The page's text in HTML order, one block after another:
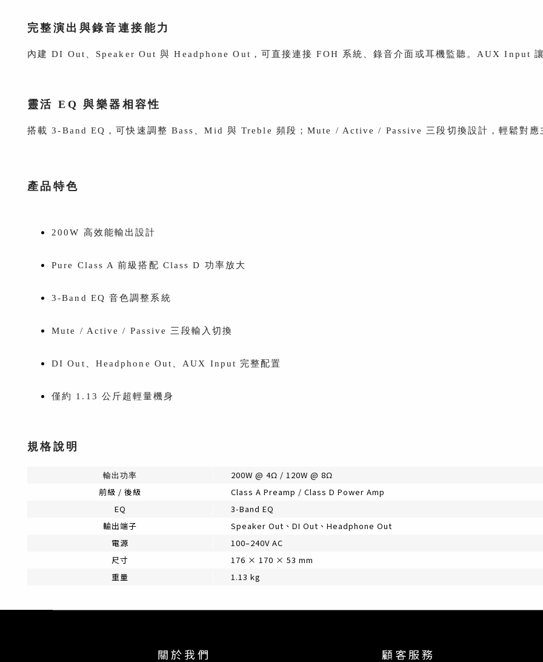
完整演出與錄音連接能力
內建 DI Out、Speaker Out 與 Headphone Out，可直接連接 FOH 系統、錄音介面或耳機監聽。AUX Input 讓
靈活 EQ 與樂器相容性
搭載 3-Band EQ，可快速調整 Bass、Mid 與 Treble 頻段；Mute / Active / Passive 三段切換設計，輕鬆對應
產品特色
200W 高效能輸出設計
Pure Class A 前級搭配 Class D 功率放大
3-Band EQ 音色調整系統
Mute / Active / Passive 三段輸入切換
DI Out、Headphone Out、AUX Input 完整配置
僅約 1.13 公斤超輕量機身
規格說明
輸出功率
200W @ 4Ω / 120W @ 8Ω
前級 / 後級
Class A Preamp / Class D Power Amp
EQ
3-Band EQ
輸出端子
Speaker Out、DI Out、Headphone Out
電源
100–240V AC
尺寸
176 × 170 × 53 mm
重量
1.13 kg
關 於 我 們 顧 客 服 務